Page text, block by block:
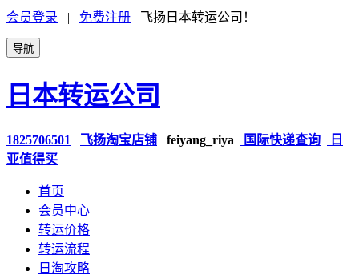
会员登录 | 免费注册 飞扬日本转运公司！
导航
日本转运公司
1825706501 飞扬淘宝店铺 feiyang_riya 国际快递查询
日
亚值得买
首页
会员中心
转运价格
转运流程
日淘攻略